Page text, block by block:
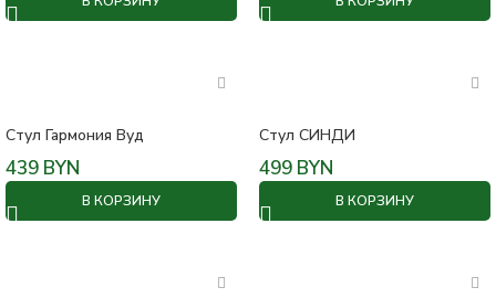
Стул Гармония Вуд
439 BYN
В КОРЗИНУ
Стул СИНДИ
499 BYN
В КОРЗИНУ